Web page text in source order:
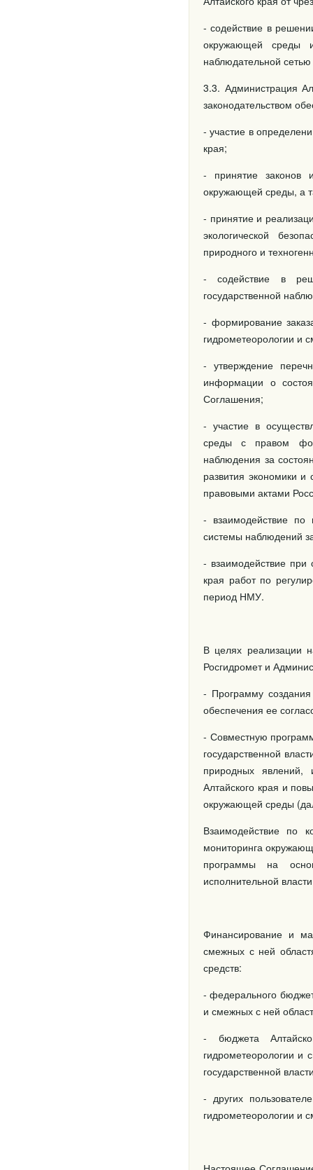
- содействие в
окружающей среды и
наблюдательной
3.3. Администрация
законодательством
- участие в
края;
- принятие законов
окружающей среды, а
- принятие и
экологической
природного и
- содействие в
государственной
- формирование
гидрометеорологии и
- утверждение
информации о
Соглашения;
- участие в
среды с правом
наблюдения за
развития экономики
правовыми актами
- взаимодействие по
системы наблюдений
- взаимодействие при
края работ по
период НМУ.
В целях реализации
Росгидромет и
- Программу
обеспечения ее
- Совместную
государственной
природных явлений,
Алтайского края и
окружающей среды
Взаимодействие по
мониторинга
программы на
исполнительной
Финансирование и
смежных с ней
средств:
- федерального
и смежных с ней
- бюджета
гидрометеорологии и
государственной
- других
гидрометеорологии и